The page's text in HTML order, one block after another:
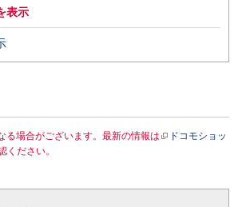
表示
る場合がございます。最新の情報は
ドコモショッ
ください。